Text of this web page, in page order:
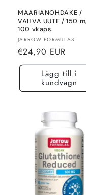
MAARIANOHDAKE /
VAHVA UUTE / 150
100 vkaps.
Säljare:
JARROW FORMULAS
Normalt
pris
€24,90 EUR
Lägg till i
kundvagn